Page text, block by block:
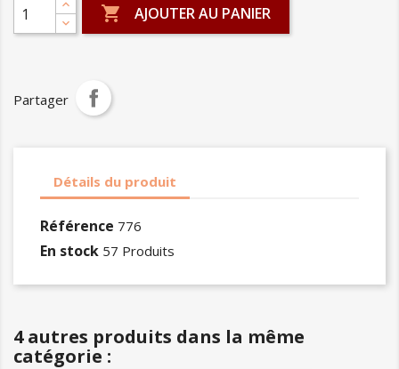
 AJOUTER AU PANIER
Partager
Détails du produit
Référence 776
En stock 57 Produits
4 autres produits dans la même
catégorie :